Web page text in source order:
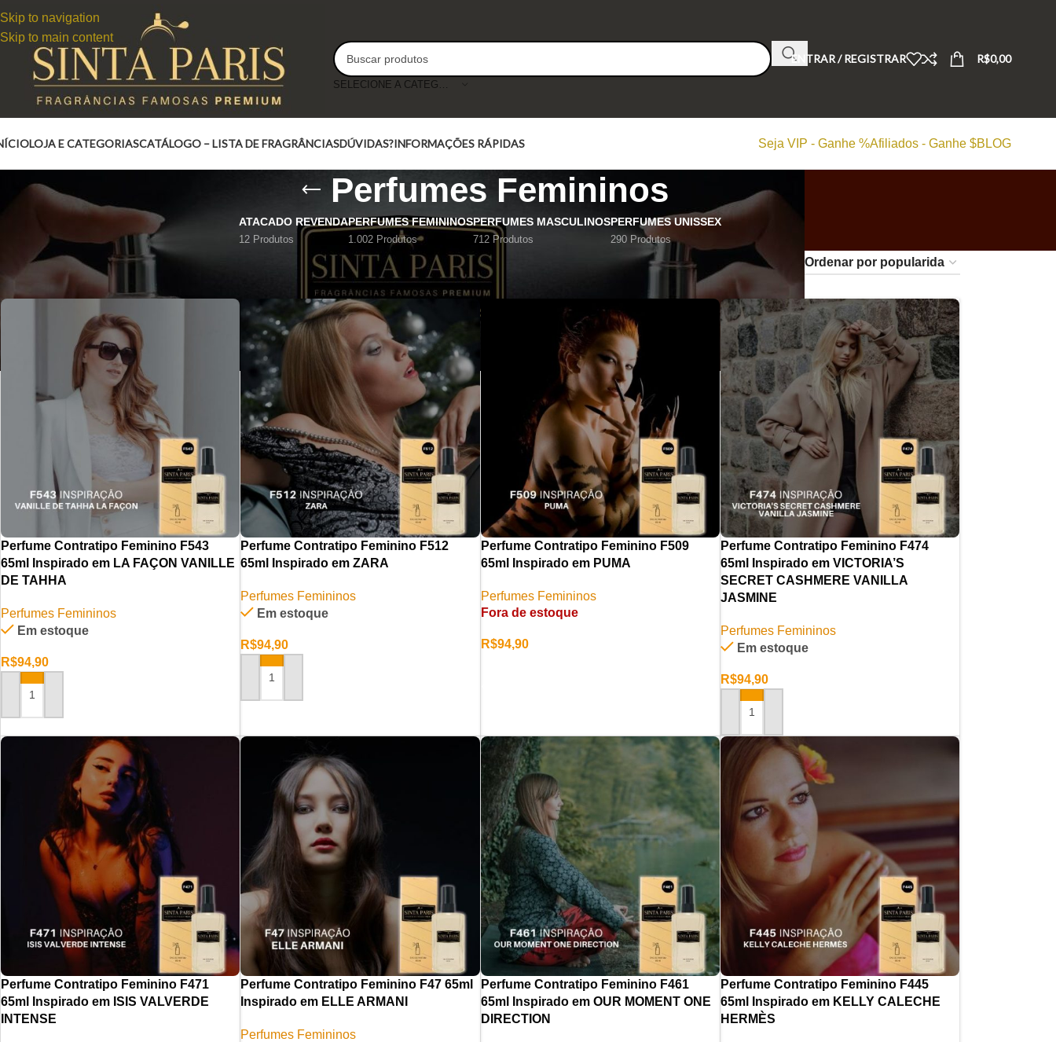
Skip to navigation
Skip to main content
SELECIONE A CATEGORIA
ENTRAR / REGISTRAR R$0,00
LOJA E CATEGORIASCATÁLOGO – LISTA DE FRAGRÂNCIASDÚVIDAS?INFORMAÇÕES RÁPIDAS Seja VIP - Ganhe %Afiliados - Ganhe $BLOG
Perfumes Femininos
ATACADO REVENDA
12 Produtos
PERFUMES FEMININOS
1.002 Produtos
PERFUMES MASCULINOS
712 Produtos
PERFUMES UNISSEX
290 Produtos
Perfumes Femininos Página 15 Mostrar 9 12 18 24
Perfume Contratipo Feminino F543
65ml Inspirado em LA FAÇON VANILLE
DE TAHHA
Perfumes Femininos
Em estoque
R$94,90
ADICIONAR AO CARRINHO
Perfume Contratipo Feminino F512
65ml Inspirado em ZARA
Perfumes Femininos
Em estoque
R$94,90
ADICIONAR AO CARRINHO
Perfume Contratipo Feminino F509
65ml Inspirado em PUMA
Perfumes Femininos
Fora de estoque
R$94,90
Perfume Contratipo Feminino F474
65ml Inspirado em VICTORIA’S
SECRET CASHMERE VANILLA
JASMINE
Perfumes Femininos
Em estoque
R$94,90
ADICIONAR AO CARRINHO
Perfume Contratipo Feminino F471
65ml Inspirado em ISIS VALVERDE
INTENSE
Perfume Contratipo Feminino F47 65ml
Inspirado em ELLE ARMANI
Perfumes Femininos
Perfume Contratipo Feminino F461
65ml Inspirado em OUR MOMENT ONE
DIRECTION
Perfume Contratipo Feminino F445
65ml Inspirado em KELLY CALECHE
HERMÈS